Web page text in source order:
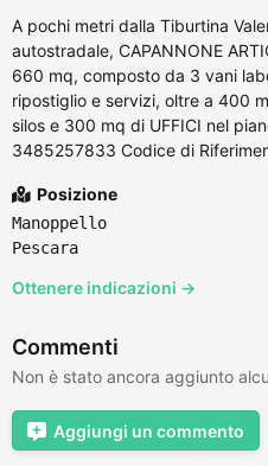
A pochi metri dalla Tiburtina
autostradale, CAPANNONE
660 mq, composto da 3 vani
ripostiglio e servizi, oltre a 400
silos e 300 mq di UFFICI nel
3485257833 Codice di
Posizione
Manoppello
Pescara
Ottenere indicazioni →
Commenti
Non è stato ancora aggiunto
Aggiungi un commento